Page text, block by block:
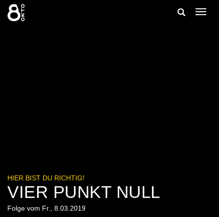
Zum
Inhalt
springen
Suche
HIER BIST DU RICHTIG!
VIER PUNKT NULL
Folge vom Fr., 8.03.2019